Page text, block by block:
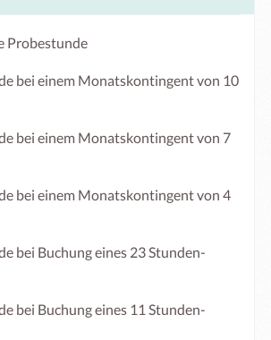
Probestunde
bei einem Monatskontingent von 10
bei einem Monatskontingent von 7
bei einem Monatskontingent von 4
bei Buchung eines 23 Stunden-
bei Buchung eines 11 Stunden-